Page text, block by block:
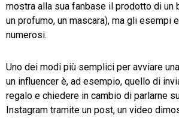
mostra alla sua fanbase il prodotto di un
un profumo, un mascara), ma gli esempi
numerosi.
Uno dei modi più semplici per avviare
un influencer è, ad esempio, quello di
regalo e chiedere in cambio di parlarne
Instagram tramite un post, un video